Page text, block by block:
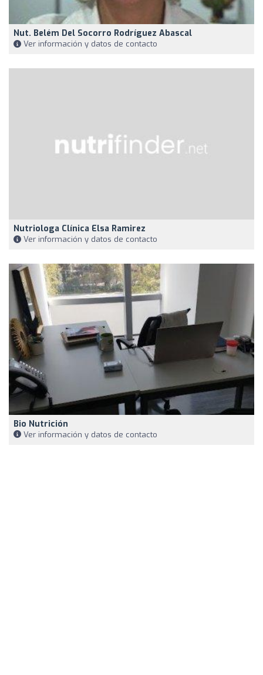
Nut. Belém Del Socorro Rodríguez Abascal
Ver información y datos de contacto
Nutriologa Clínica Elsa Ramirez
Ver información y datos de contacto
Bio Nutrición
Ver información y datos de contacto